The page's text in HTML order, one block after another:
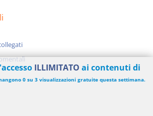
ILLIMITATO ai contenuti di
0 su 3 visualizzazioni gratuite questa settimana.